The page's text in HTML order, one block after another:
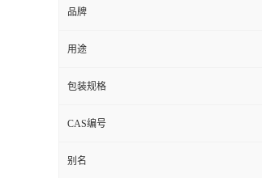
品牌
用途
包装规格
CAS编号
别名